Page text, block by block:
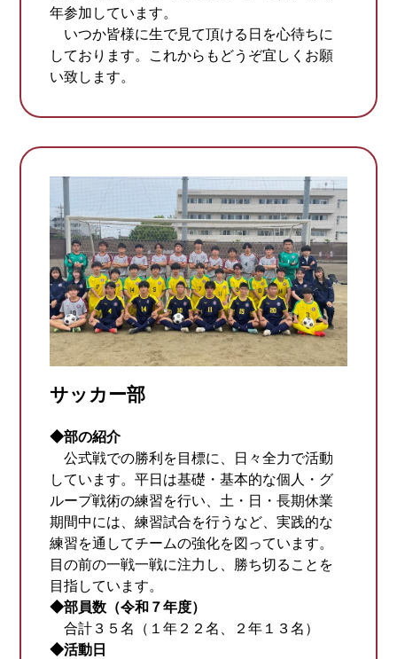
年参加しています。
いつか皆様に生で見て頂ける日を心待ちに
しております。これからもどうぞ宜しくお願
い致します。
サッカー部
◆部の紹介
公式戦での勝利を目標に、日々全力で活動
しています。平日は基礎・基本的な個人・グ
ループ戦術の練習を行い、土・日・長期休業
期間中には、練習試合を行うなど、実践的な
練習を通してチームの強化を図っています。
目の前の一戦一戦に注力し、勝ち切ることを
目指しています。
◆部員数（令和７年度）
合計３５名（１年２２名、２年１３名）
◆活動日